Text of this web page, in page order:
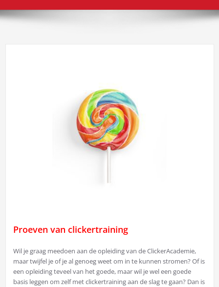
Proeven van clickertraining
Wil je graag meedoen aan de opleiding van de ClickerAcademie,
maar twijfel je of je al genoeg weet om in te kunnen stromen? Of is
een opleiding teveel van het goede, maar wil je wel een goede
basis leggen om zelf met clickertraining aan de slag te gaan? Dan is